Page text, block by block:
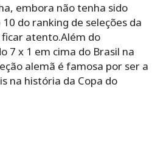
embora não tenha sido
do ranking de seleções da
atento.Além do
7 x 1 em cima do Brasil na
alemã é famosa por ser a
na história da Copa do